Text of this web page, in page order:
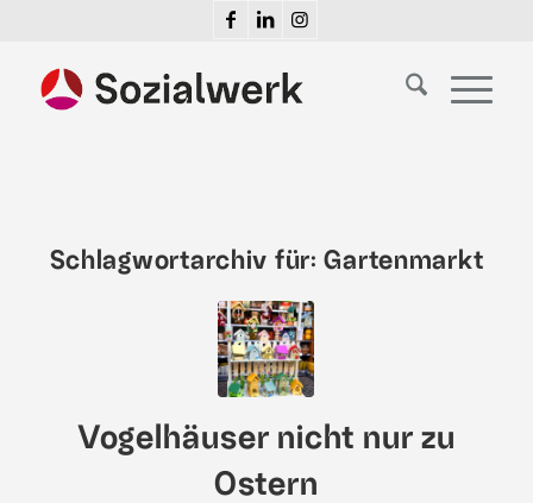
Schlagwortarchiv für:Gartenmarkt
Vogelhäuser nicht nur zu
Ostern